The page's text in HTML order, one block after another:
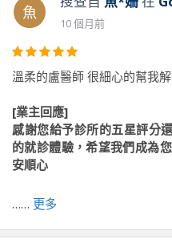
魚
10 個月前
溫柔的盧醫師 很細心的幫我
[業主回應]
感謝您給予診所的五星評分
的就診體驗，希望我們成為
安順心
…… 更多